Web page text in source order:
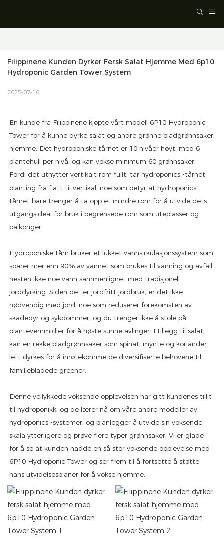
Filippinene Kunden Dyrker Fersk Salat Hjemme Med 6p10
Hydroponic Garden Tower System
2025-07-16
En kunde fra Filippinene kjøpte vårt modell 6P10 Hydroponic
Tower for å kunne dyrke salat og andre grønne bladgrønnsaker
hjemme. Det hydroponiske tårnet er 10 nivåer høyt, med 6
plantehull per nivå, og kan vokse minimum 60 grønnsaker.
Fordi det utnytter vertikalt rom fullt, tar hydroponics -tårnet
planting fra flatt til vertikal, noe som betyr at hydroponics -
tårnet bare trenger å ta opp et mindre rom for å utvide dets
utgangsideal for bruk i begrensede rom som uteplasser og
balkonger.
Hydroponiske tårn bruker et lukket vannsirkulasjonssystem som
sparer mer enn 90% av vannet som brukes til vanning og avfall
nesten ikke noe vann sammenlignet med tradisjonell
jorddyrking. Siden det er jordfritt jordbruk, er det ikke
nødvendig med jord, noe som reduserer forekomsten av
skadedyr og sykdommer, og du trenger ikke å stole på
plantevernmidler for å høste sunne avlinger. I tillegg til salat,
kan en rekke bladgrønnsaker som spinat, mynte og koriander
lett dyrkes for å imøtekomme de diversifiserte behovene til
familiebladede greener.
Denne vellykkede voksende opplevelsen har gitt kundenes tillit
til hydroponikk, og de lærer nå om våre andre modeller av
hydroponics -systemer, og planlegger å utvide sin voksende
skala ytterligere og prøve flere typer grønnsaker. Vi er glade
for å se at kunden hadde en så stor voksende opplevelse med
6P10 Hydroponic Tower og ser frem til å fortsette å støtte
hans utvidelsesplaner for å vokse hjemme.